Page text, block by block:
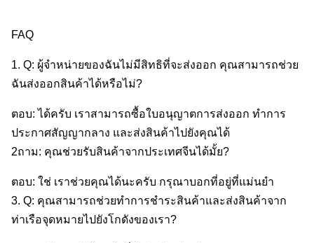
FAQ
1. Q: ผู้จําหน่ายของฉันไม่มีสิทธิที่จะส่งออก คุณสามารถช่วย
ฉันส่งออกสินค้าได้หรือไม่?
ตอบ: ได้ครับ เราสามารถซื้อใบอนุญาตการส่งออก ทําการ
ประกาศสัญญากลาง และส่งสินค้าไปยังคุณได้
2ถาม: คุณช่วยรับสินค้าจากประเทศจีนได้มั้ย?
ตอบ: ใช่ เราช่วยคุณได้นะครับ กรุณาบอกที่อยู่ที่แม่นยํา
3. Q: คุณสามารถช่วยทําการชําระสินค้าและส่งสินค้าจาก
ท่าเรือจุดหมายไปยังโกดังของเรา?